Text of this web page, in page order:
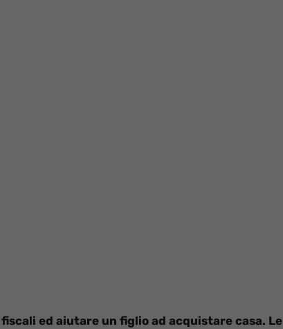
ed aiutare un figlio ad acquistare casa. Le